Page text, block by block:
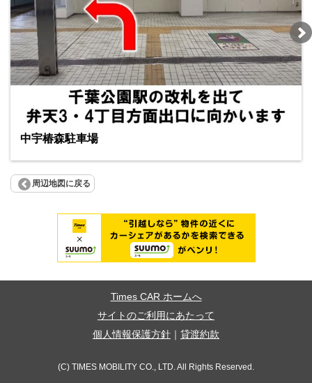
中宇椿森駐車場
周辺地図に戻る
Times CAR ホームへ
サイトのご利用にあたって
個人情報保護方針
貸渡約款
(C) TIMES MOBILITY CO., LTD. All Rights Reserved.